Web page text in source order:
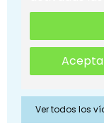
Ver todos los